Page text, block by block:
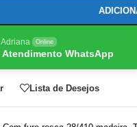
Adriana Online
Atendimento WhatsApp
Lista de Desejos